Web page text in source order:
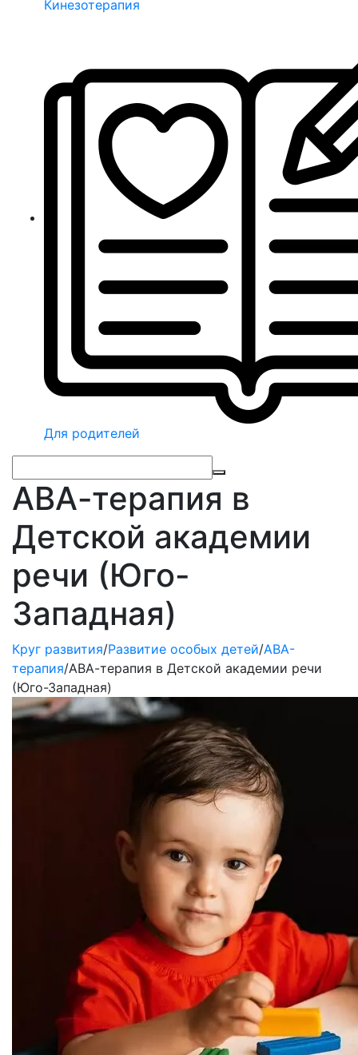
Кинезотерапия
Для родителей
АВА-терапия в
Детской академии
речи (Юго-
Западная)
Круг развития/Развитие особых детей/ABA-
терапия/АВА-терапия в Детской академии речи
(Юго-Западная)